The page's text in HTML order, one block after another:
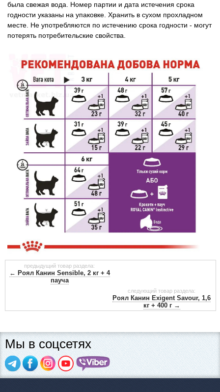
была свежая вода. Номер партии и дата истечения срока
годности указаны на упаковке. Хранить в сухом прохладном
месте. Не употребляются по истечению срока годности - могут
потерять потребительские свойства.
предыдущий товар раздела:
← Роял Канин Sensible, 2 кг + 4
пауча
следующий товар раздела:
Роял Канин Exigent Savour, 1,6
кг + 400 г →
Мы в соцсетях